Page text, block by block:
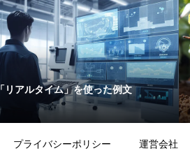
「リアルタイム」を使った例文
プライバシーポリシー 運営会社